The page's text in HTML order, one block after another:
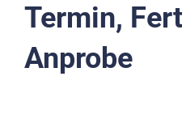
Termin,
Anprobe